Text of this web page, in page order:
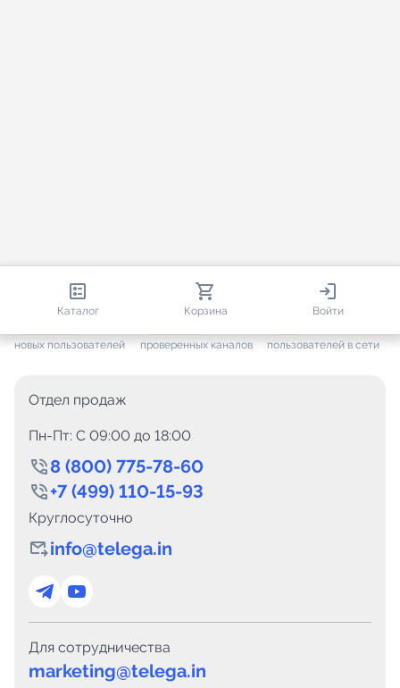
Каталог Корзина Войти
813 400
новых пользователей проверенных каналов пользователей в сети
Отдел продаж
Пн-Пт: C 09:00 до 18:00
8 (800) 775-78-60
+7 (499) 110-15-93
Круглосуточно
info@telega.in
Для сотрудничества
marketing@telega.in